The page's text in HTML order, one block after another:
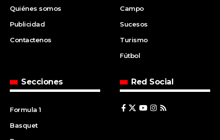
Quiénes somos
Publicidad
Contactenos
Campo
Sucesos
Turismo
Fútbol
Secciones
Formula 1
Basquet
Red Social